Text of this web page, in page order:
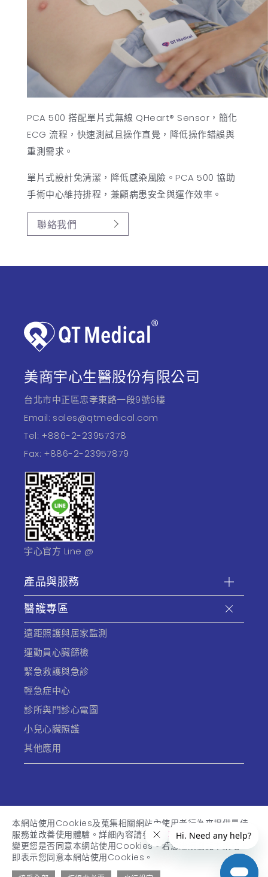
PCA 500 搭配單片式無線 QHeart® Sensor，簡化
ECG 流程，快速測試且操作直覺，降低操作錯誤與
重測需求。
單片式設計免清潔，降低感染風險。PCA 500 協助
手術中心維持排程，兼顧病患安全與運作效率。
聯絡我們
產品與服務
醫護專區
遠距照護與居家監測
運動員心臟篩檢
緊急救護與急診
輕急症中心
診所與門診心電圖
小兒心臟照護
其他應用
美商宇心生醫股份有限公司
台北市中正區忠孝東路一段9號6樓
Email: sales@qtmedical.com
Tel: +886-2-23957378
Fax: +886-2-23957879
宇心官方 Line @
© 2026 美商宇心生醫股份有限公司 All Rights Reserved.
隱私權政策
使用條款 Informed Consent
本網站使用Cookies及蒐集相關網站內使用者行為來提供最佳
服務並改善使用體驗。詳細內容請參閱隱私權政策。您可以隨時
變更您是否同意本網站使用Cookies。若您繼續瀏覽本網站，
即表示您同意本網站使用Cookies。